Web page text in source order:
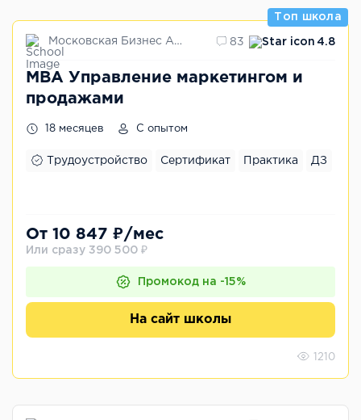
Топ школа
Московская Бизнес Академия 83 4.8
MBA Управление маркетингом и
продажами
18 месяцев С опытом
Трудоустройство Сертификат Практика ДЗ
От 10 847 ₽/мес
Или сразу 390 500 ₽
Промокод на -15%
На сайт школы
1210